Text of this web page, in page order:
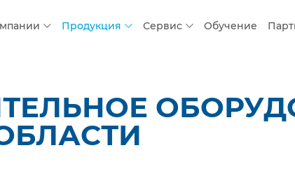
Продукция Сервис Обучение